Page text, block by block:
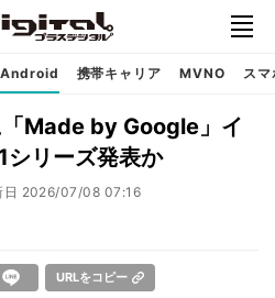
Android 携帯キャリア MVNO ス
Made by Google」イ
リーズ発表か
日 2026/07/08 07:16
URLをコピー